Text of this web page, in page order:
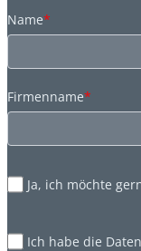
Name*
Firmenname*
Ja, ich möchte
Ich habe die